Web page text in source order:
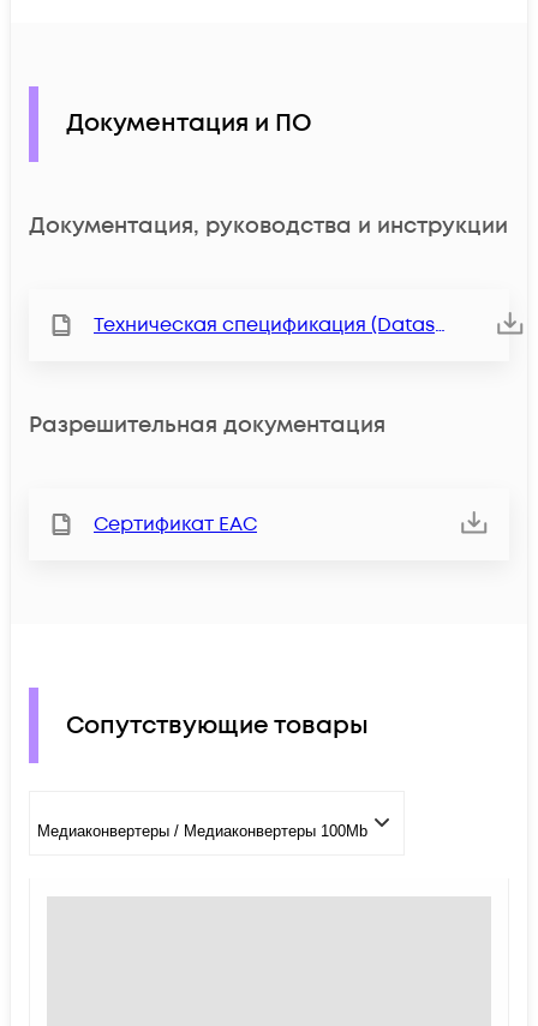
Документация и ПО
Документация, руководства и инструкции
Техническая спецификация (Datasheet)
Разрешительная документация
Сертификат ЕАС
Сопутствующие товары
Медиаконвертеры / Медиаконвертеры 100Mb